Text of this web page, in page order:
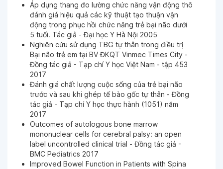
Áp dụng thang đo lường chức năng vận động thô
đánh giá hiệu quả các kỹ thuật tạo thuận vận
động trong phục hồi chức năng trẻ bại não dưới
5 tuổi. Tác giả - Đại học Y Hà Nội 2005
Nghiên cứu sử dụng TBG tự thân trong điều trị
Bại não trẻ em tại BV ĐKQT Vinmec Times City -
Đồng tác giả - Tạp chí Y học Việt Nam - tập 453
2017
Đánh giá chất lượng cuộc sống của trẻ bại não
trước và sau khi ghép tế bào gốc tự thân - Đồng
tác giả - Tạp chí Y học thực hành (1051) năm
2017
Outcomes of autologous bone marrow
mononuclear cells for cerebral palsy: an open
label uncontrolled clinical trial - Đồng tác giả -
BMC Pediatrics 2017
Improved Bowel Function in Patients with Spina
Ngày 28-06-2024
Ngày 28-06-2024
Ngày 28-06-2024
Ngày 17-05-2024